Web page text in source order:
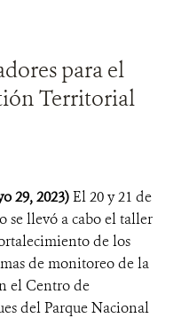
para el
Territorial
29, 2023)El 20 y 21 de
se llevó a cabo el taller
de los
de monitoreo de la
el Centro de
del Parque Nacional